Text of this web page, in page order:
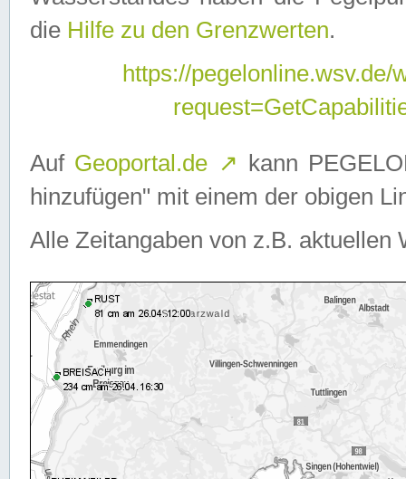
die Hilfe zu den Grenzwerten.
https://
Auf Geoportal.de ↗ kann
hinzufügen" mit einem der obigen
Alle Zeitangaben von z.B. aktuellen